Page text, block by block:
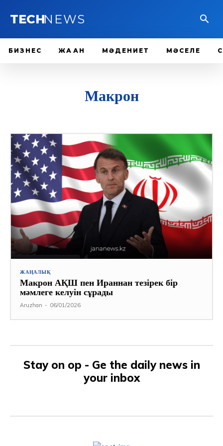
TECHNEWS
БИЗНЕС ЖАҺАН МӘДЕНИЕТ МӘСЕЛЕ
Макрон
ЖАҢАЛЫҚ
Макрон АҚШ пен Ираннан тезірек бір
мәмлеге келуін сұрады
Aruzhan - 06/01/2026
Stay on op - Ge the daily news in
your inbox